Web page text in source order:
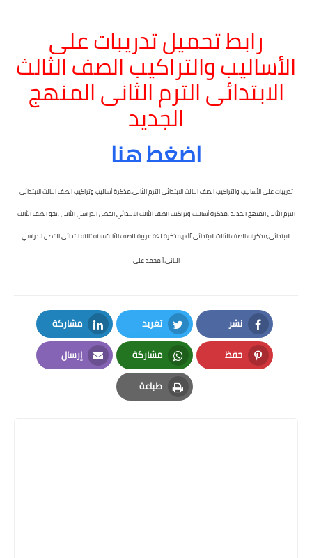
رابط تحميل تدريبات على
الأساليب والتراكيب الصف الثالث
الابتدائى الترم الثانى المنهج
الجديد
اضغط هنا
تدريبات على الأساليب والتراكيب الصف الثالث الابتدائى الترم الثانى,مذكرة أساليب وتراكيب الصف الثالث الابتدائي
الترم الثانى المنهج الجديد ,مذكرة أساليب وتراكيب الصف الثالث الابتدائي الفصل الدراسي الثانى ,نحو الصف الثالث
الابتدائى,مذكرات الصف الثالث الابتدائى pdf,مذكرة لغة عربية للصف الثالث,سنه تالته ابتدائى الفصل الدراسي
الثانى,أ محمد على
نشر
Facebook
تغريد
Twitter
مشاركة
LinkedIn
حفظ
Pinterest
مشاركة
Whatsapp
إرسال
Email
طباعة
Print